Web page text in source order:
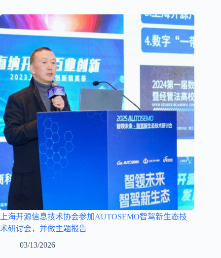
上海开源信息技术协会参加AUTOSEMO智驾新生态技
术研讨会，并做主题报告
03/13/2026